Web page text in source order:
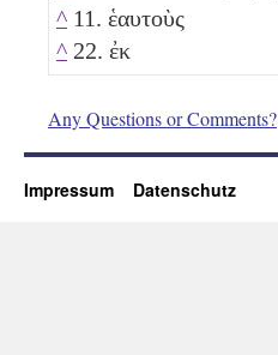
^ 11. ἑαυτοὺς
^ 22. ἐκ
Any Questions or Comments?
Impressum Datenschutz